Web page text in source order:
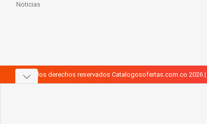
Noticias
Todos los derechos reservados Catalogosofertas.com.co 2026 |